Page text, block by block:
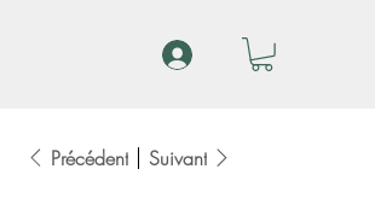
Précédent Suivant